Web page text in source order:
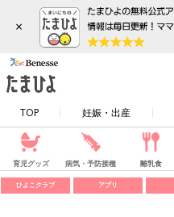
×
TOP 妊娠・出産
育児グッズ 病気・予防接種 離乳食
ひよこクラブ アプリ